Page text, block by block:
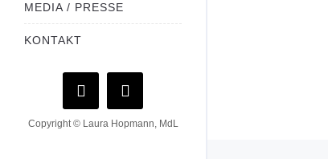
MEDIA / PRESSE
KONTAKT
Copyright © Laura Hopmann, MdL